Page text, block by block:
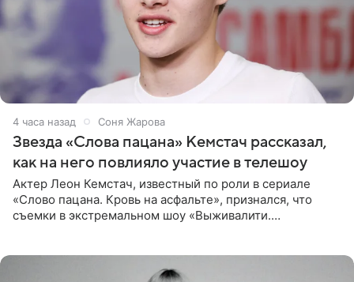
4 часа назад Соня Жарова
Звезда «Слова пацана» Кемстач рассказал,
как на него повлияло участие в телешоу
Актер Леон Кемстач, известный по роли в сериале
«Слово пацана. Кровь на асфальте», признался, что
съемки в экстремальном шоу «Выживалити.